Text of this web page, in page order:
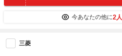
今あなたの他に2人
三菱